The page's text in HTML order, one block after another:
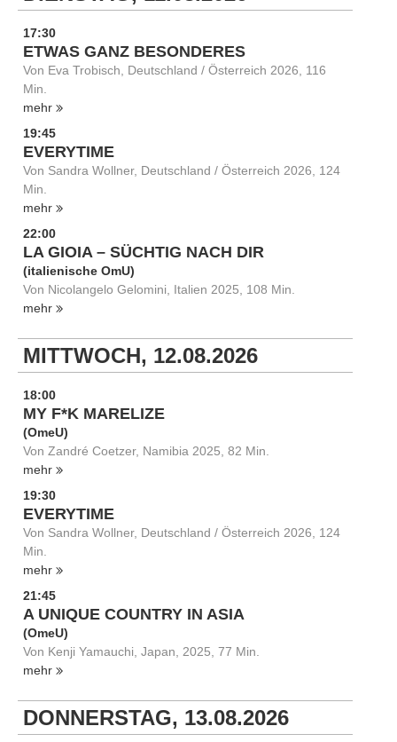
17:30
ETWAS GANZ BESONDERES
Von Eva Trobisch, Deutschland / Österreich 2026, 116
Min.
mehr
19:45
EVERYTIME
Von Sandra Wollner, Deutschland / Österreich 2026, 124
Min.
mehr
22:00
LA GIOIA – SÜCHTIG NACH DIR
(italienische OmU)
Von Nicolangelo Gelomini, Italien 2025, 108 Min.
mehr
MITTWOCH, 12.08.2026
18:00
MY F*K MARELIZE
(OmeU)
Von Zandré Coetzer, Namibia 2025, 82 Min.
mehr
19:30
EVERYTIME
Von Sandra Wollner, Deutschland / Österreich 2026, 124
Min.
mehr
21:45
A UNIQUE COUNTRY IN ASIA
(OmeU)
Von Kenji Yamauchi, Japan, 2025, 77 Min.
mehr
DONNERSTAG, 13.08.2026